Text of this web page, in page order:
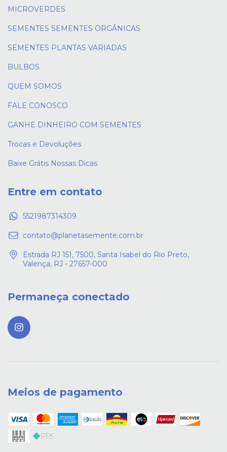
MICROVERDES
SEMENTES SEMENTES ORGÂNICAS
SEMENTES PLANTAS VARIADAS
BULBOS
QUEM SOMOS
FALE CONOSCO
GANHE DINHEIRO COM SEMENTES
Trocas e Devoluções
Baixe Grátis Nossas Dicas
Entre em contato
5521987314309
contato@planetasemente.com.br
Estrada RJ 151, 7500, Santa Isabel do Rio Preto,
Valença, RJ - 27657-000
Permaneça conectado
Meios de pagamento